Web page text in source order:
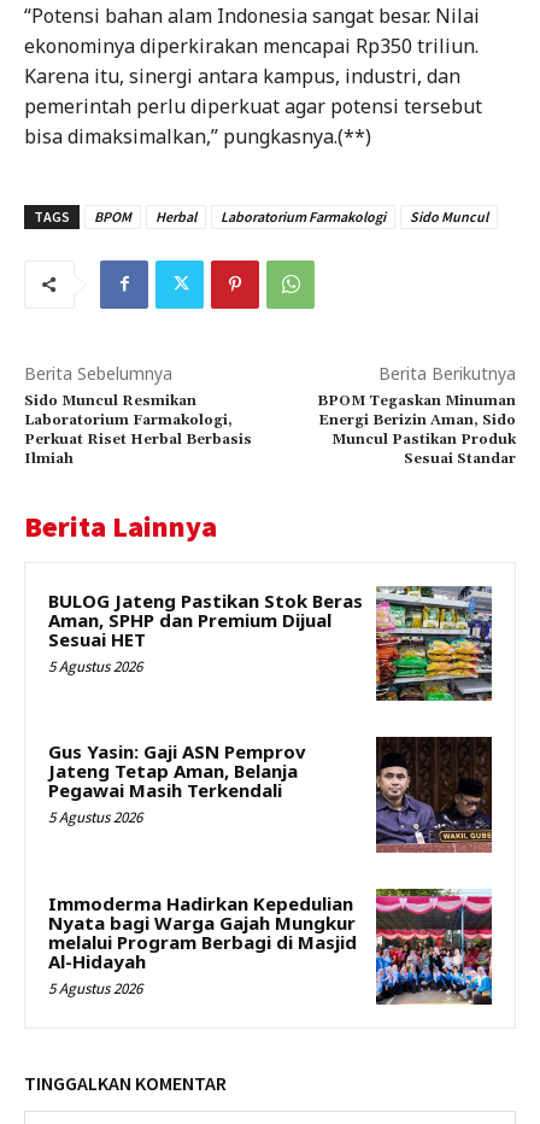
“Potensi bahan alam Indonesia sangat besar. Nilai
ekonominya diperkirakan mencapai Rp350 triliun.
Karena itu, sinergi antara kampus, industri, dan
pemerintah perlu diperkuat agar potensi tersebut
bisa dimaksimalkan,” pungkasnya.(**)
TAGS BPOM Herbal Laboratorium Farmakologi Sido Muncul
Berita Sebelumnya
Sido Muncul Resmikan
Laboratorium Farmakologi,
Perkuat Riset Herbal Berbasis
Ilmiah
Berita Berikutnya
BPOM Tegaskan Minuman
Energi Berizin Aman, Sido
Muncul Pastikan Produk
Sesuai Standar
Berita Lainnya
BULOG Jateng Pastikan Stok Beras
Aman, SPHP dan Premium Dijual
Sesuai HET
5 Agustus 2026
Gus Yasin: Gaji ASN Pemprov
Jateng Tetap Aman, Belanja
Pegawai Masih Terkendali
5 Agustus 2026
Immoderma Hadirkan Kepedulian
Nyata bagi Warga Gajah Mungkur
melalui Program Berbagi di Masjid
Al-Hidayah
5 Agustus 2026
TINGGALKAN KOMENTAR